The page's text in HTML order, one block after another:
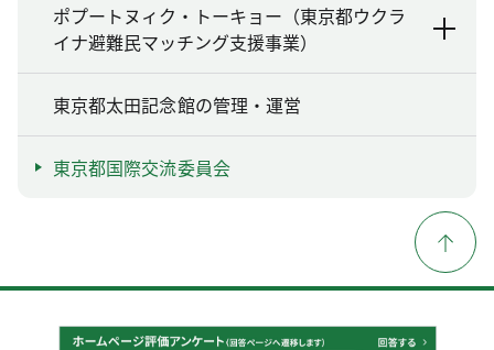
ポプートヌィク・トーキョー（東京都ウクラ
イナ避難民マッチング支援事業）
東京都太田記念館の管理・運営
東京都国際交流委員会